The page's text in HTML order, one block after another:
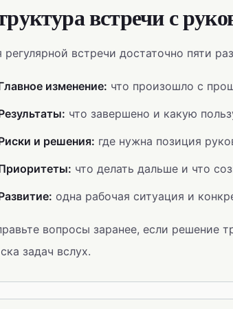
встречи с
регулярной встречи достаточно пяти
изменение: что произошло с
что завершено и какую
и решения: где нужна позиция
что делать дальше и что
одна рабочая ситуация и
вопросы заранее, если решение
задач вслух.